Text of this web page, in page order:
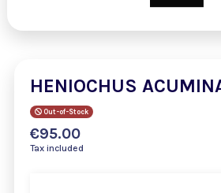
HENIOCHUS
Out-of-Stock
€95.00
Tax included